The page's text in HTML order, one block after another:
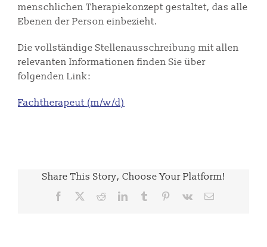
menschlichen Therapiekonzept gestaltet, das alle
Ebenen der Person einbezieht.
Die vollständige Stellenausschreibung mit allen
relevanten Informationen finden Sie über
folgenden Link:
Fachtherapeut (m/w/d)
Share This Story, Choose Your Platform!
Facebook RedditLinkedInTumblr Pinterest
Vk
E-